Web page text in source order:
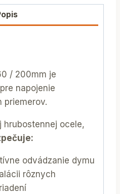
/ 200mm je
pre napojenie
priemerov.
hrubostennej ocele,
odvádzanie dymu
rôznych